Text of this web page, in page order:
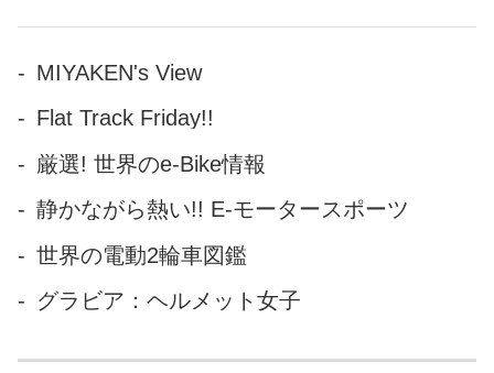
ベンチャー・ スポーツとして
破性も持っている。 どうして
も、アドベンチャーというと
にくいというイメージをもっ
てしまい勝ちな私ですが、そ
がら、操作性が軽くて扱いや
MIYAKEN's View
Flat Track Friday!!
厳選! 世界のe-Bike情報
静かながら熱い!! E-モータースポーツ
世界の電動2輪車図鑑
グラビア：ヘルメット女子